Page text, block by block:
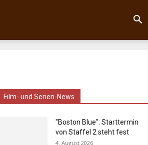
Film- und Serien-News
"Boston Blue": Starttermin
von Staffel 2 steht fest
4. August 2026